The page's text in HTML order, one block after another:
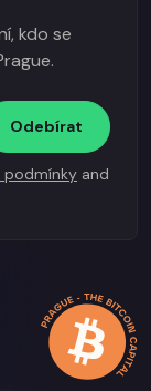
kdo se
Odebírat
podmínky and